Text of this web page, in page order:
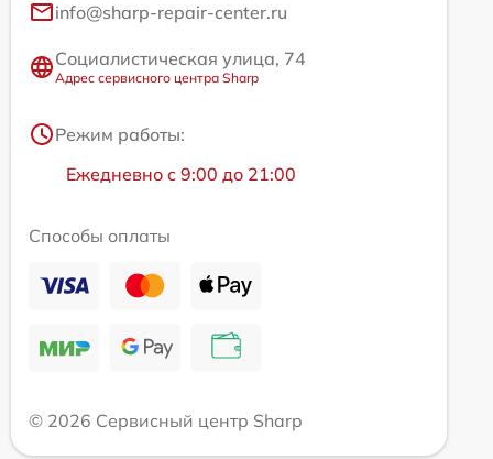
info@sharp-repair-center.ru
Социалистическая улица, 74
Адрес сервисного центра Sharp
Режим работы:
Ежедневно с 9:00 до 21:00
Способы оплаты
© 2026 Сервисный центр Sharp